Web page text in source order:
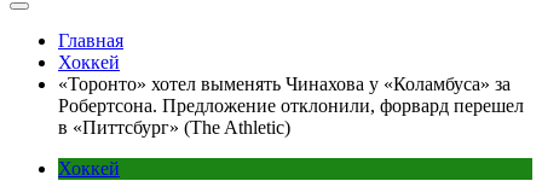
Главная
Хоккей
«Торонто» хотел выменять Чинахова у «Коламбуса» за
Робертсона. Предложение отклонили, форвард перешел
в «Питтсбург» (The Athletic)
Хоккей